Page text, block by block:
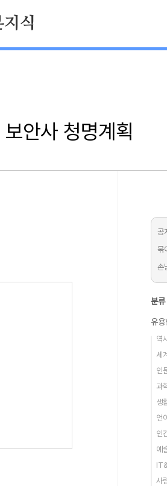
지식
안사 청명계획
공
묶
손
분류
유
역
세
인
과
생
언
인
예
사